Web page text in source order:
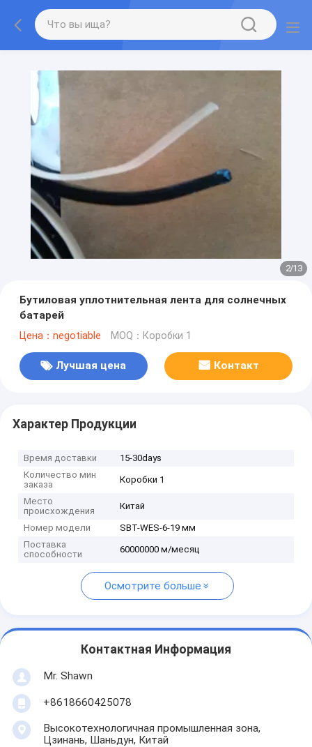
2/13
Бутиловая уплотнительная лента для солнечных
батарей
Цена：negotiable MOQ：Коробки 1
Лучшая цена Контакт
Характер Продукции
Время доставки
15-30days
Количество мин
заказа
Коробки 1
Место
происхождения
Китай
Номер модели
SBT-WES-6-19 мм
Поставка
способности
60000000 м/месяц
Осмотрите больше
Контактная Информация
Mr. Shawn
+8618660425078
Высокотехнологичная промышленная зона,
Цзинань, Шаньдун, Китай